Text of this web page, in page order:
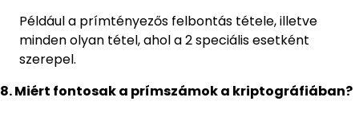
Például a prímtényezős felbontás tétele, illetve
minden olyan tétel, ahol a 2 speciális esetként
szerepel.
8. Miért fontosak a prímszámok a kriptográfiában?